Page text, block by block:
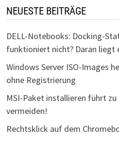
NEUESTE BEITRÄGE
DELL-Notebooks: Docking-
funktioniert nicht? Daran liegt
Windows Server ISO-Images
ohne Registrierung
MSI-Paket installieren führt
vermeiden!
Rechtsklick auf dem